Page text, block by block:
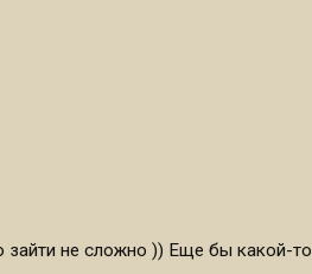
зайти не сложно )) Еще бы какой-то